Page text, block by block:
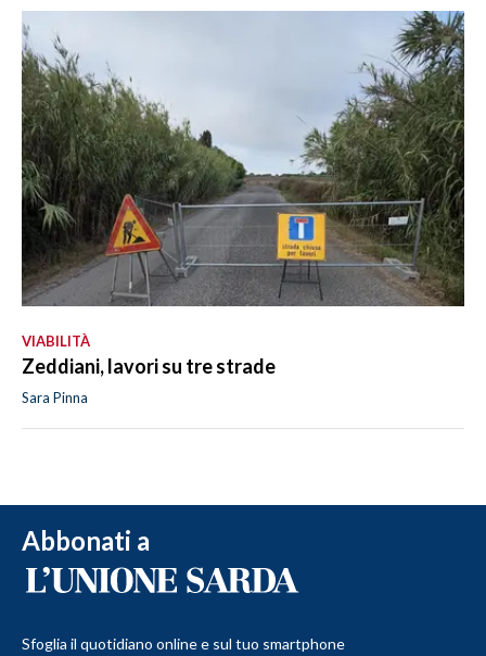
VIABILITÀ
Zeddiani, lavori su tre strade
Sara Pinna
Abbonati a
Sfoglia il quotidiano online e sul tuo smartphone